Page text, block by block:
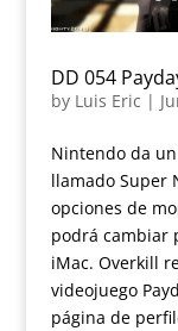
DD 054
by Luis Eric |
Nintendo da
llamado Super
opciones de
podrá cambiar
iMac. Overkill
videojuego
página de